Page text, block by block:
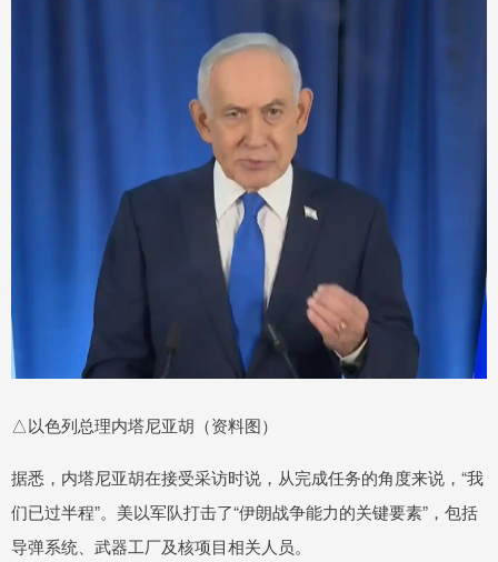
△以色列总理内塔尼亚胡（资料图）
据悉，内塔尼亚胡在接受采访时说，从完成任务的角度来说，“我
们已过半程”。美以军队打击了“伊朗战争能力的关键要素”，包括
导弹系统、武器工厂及核项目相关人员。